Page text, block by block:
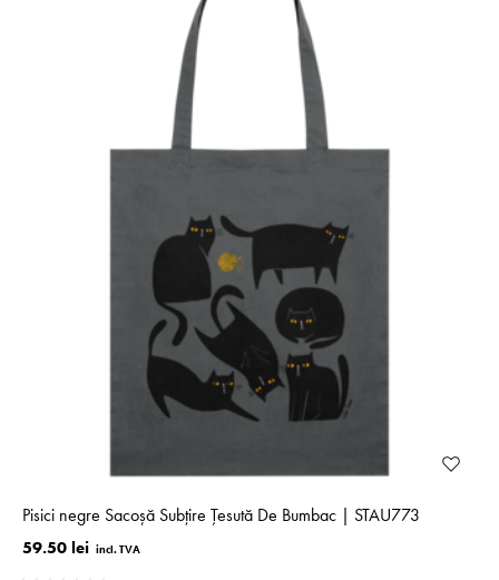
Pisici negre Sacoșă Subțire Țesută De Bumbac | STAU773
59.50 lei